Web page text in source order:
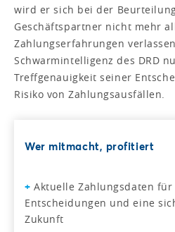
wird er sich bei der
Geschäftspartner nicht mehr
Zahlungserfahrungen
Schwarmintelligenz des DRD
Treffgenauigkeit seiner
Risiko von Zahlungsausfällen.
Wer mitmacht, profitiert
+Aktuelle Zahlungsdaten
Entscheidungen und eine
Zukunft